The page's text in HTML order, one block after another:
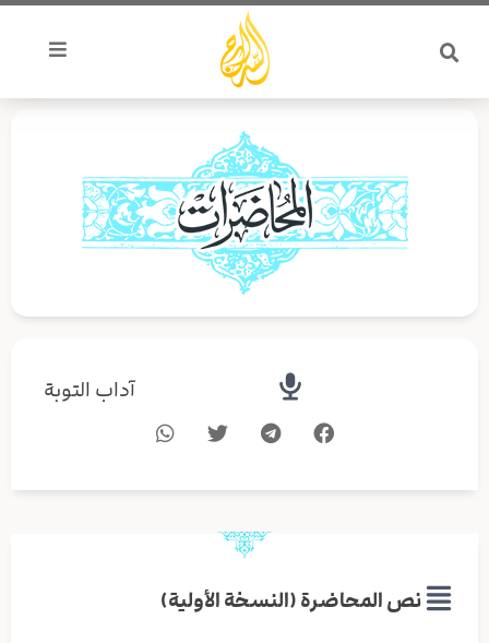
تخطي
المحتوى
آداب التوبة
نص المحاضرة (النسخة الأولية)